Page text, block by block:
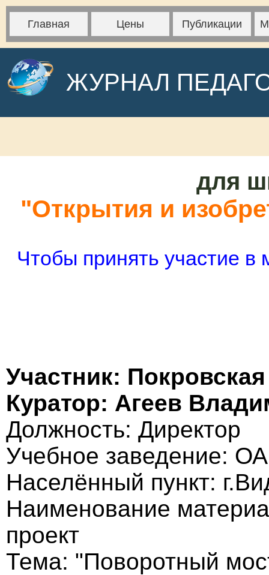
Главная Цены Публикации
ЖУРНАЛ
для
"Открытия и
Чтобы принять участие
Участник:
Куратор: Агеев
Должность: Директор
Учебное заведение:
Населённый пункт:
Наименование
проект
Тема: "Поворотный